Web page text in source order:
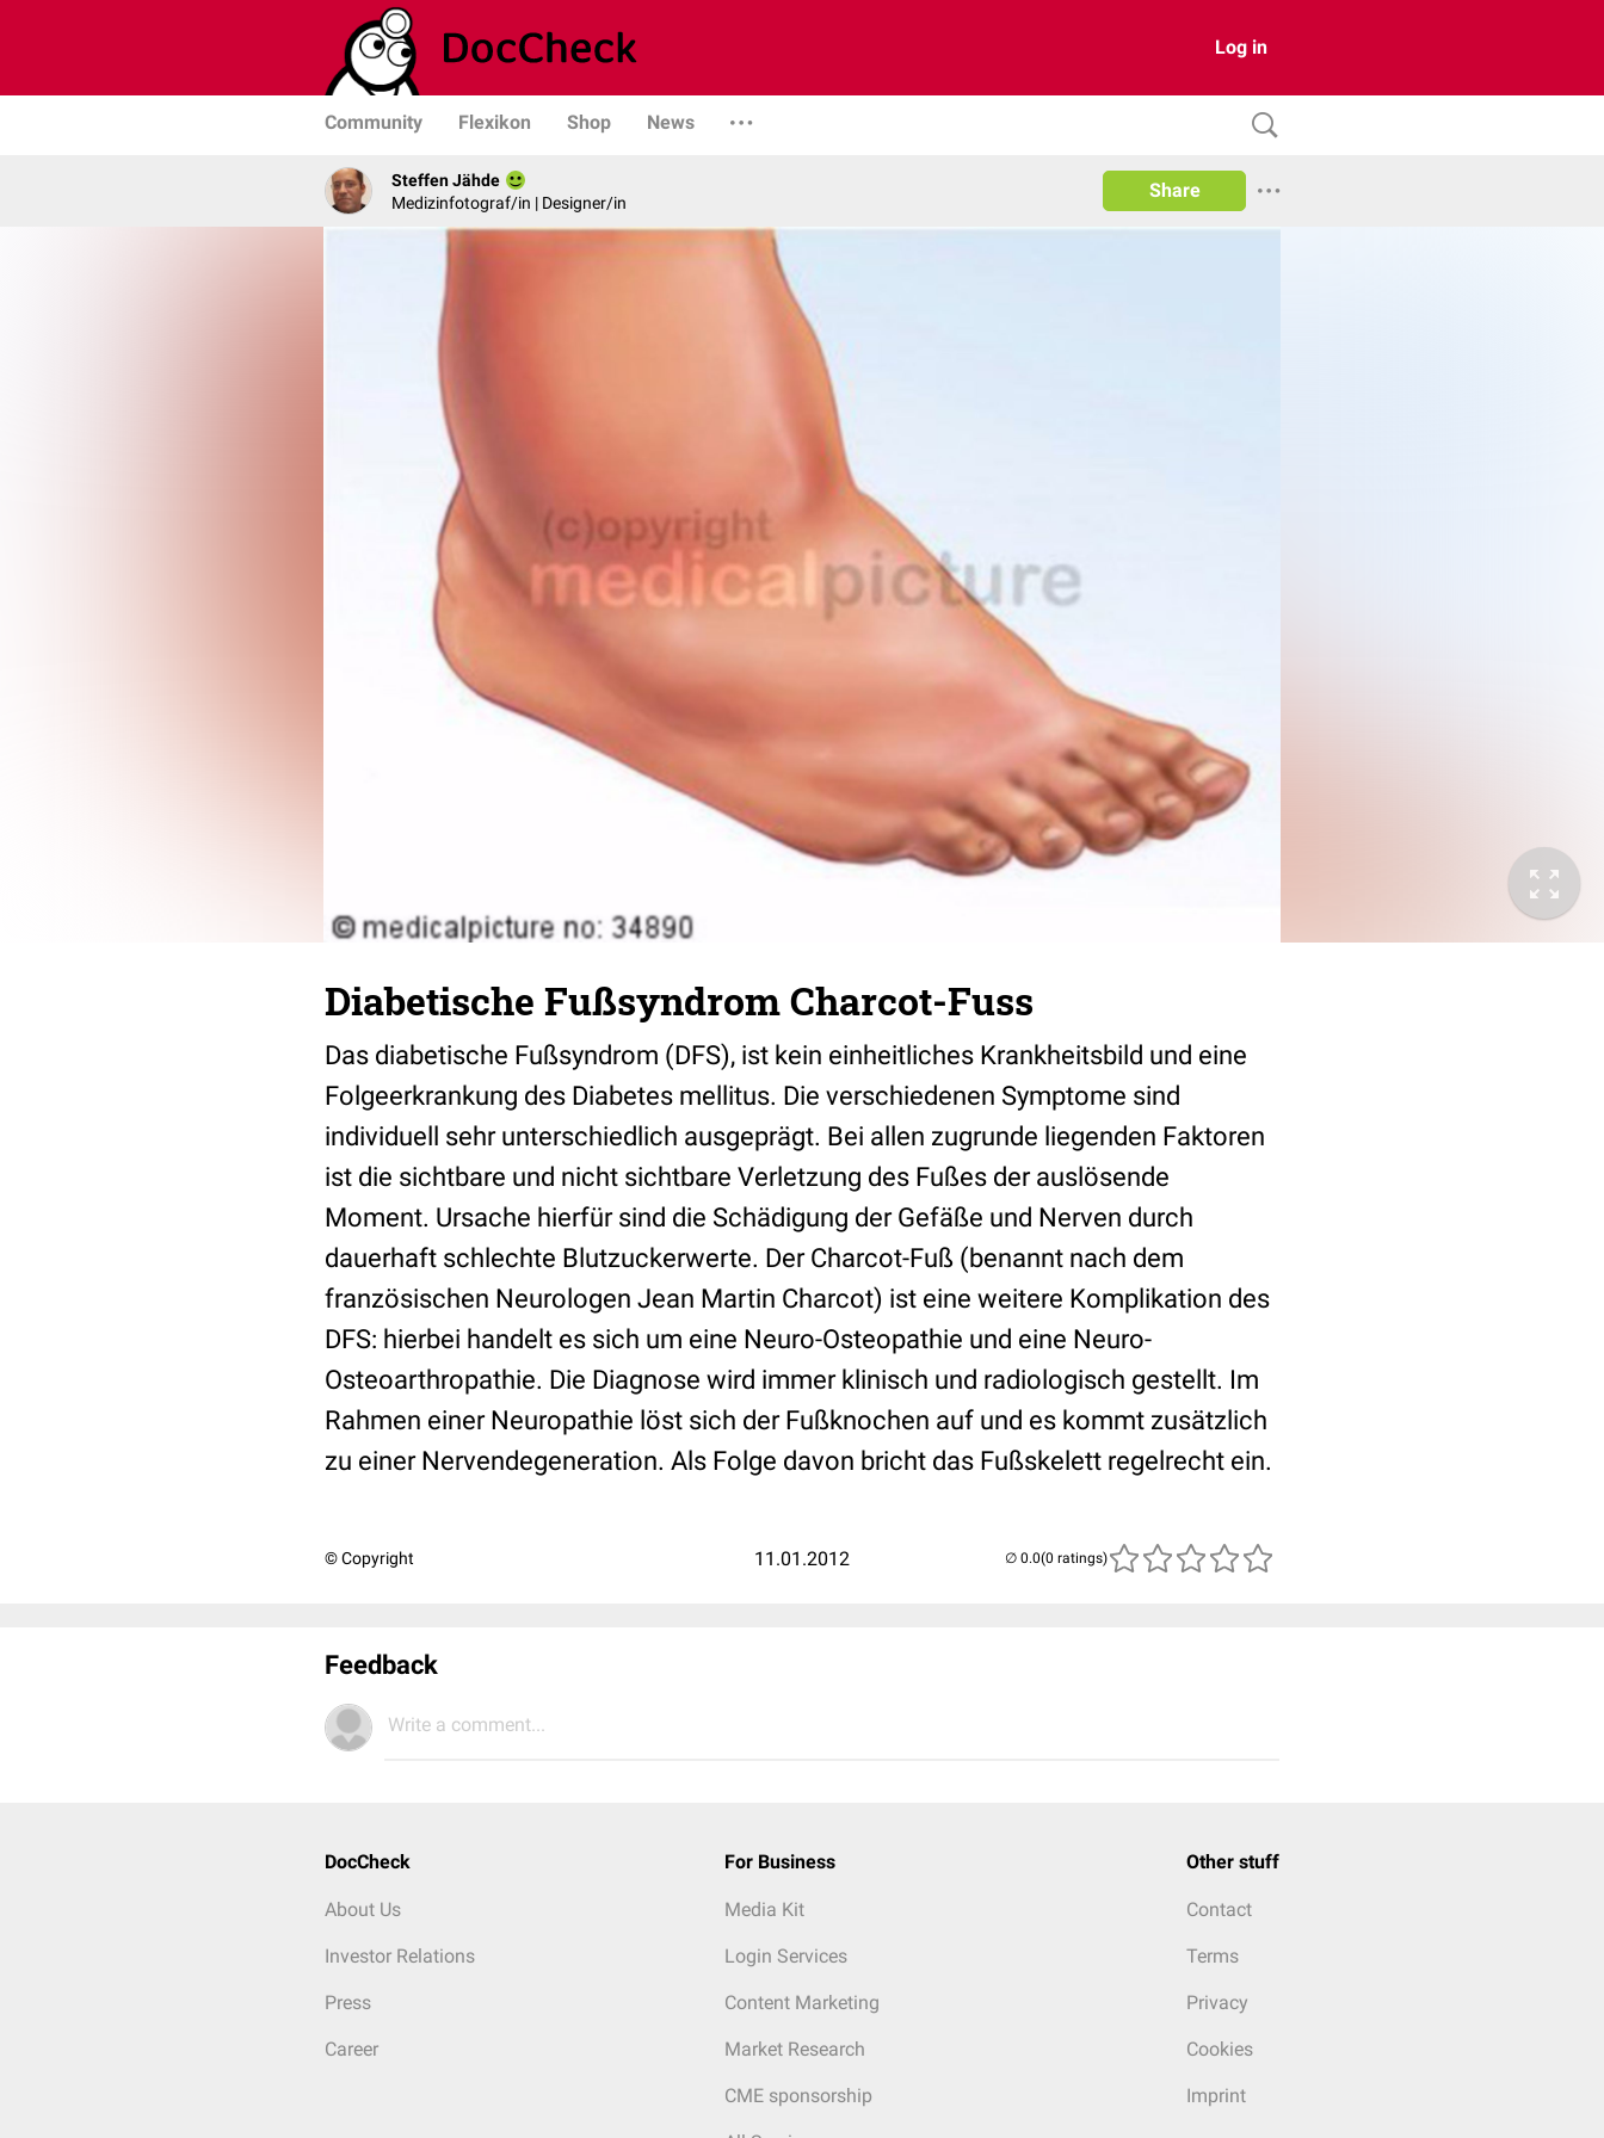
Log in
Community Flexikon Shop News
Steffen Jähde
Medizinfotograf/in | Designer/in
Share
Diabetische Fußsyndrom Charcot-Fuss
Das diabetische Fußsyndrom (DFS), ist kein einheitliches Krankheitsbild und eine
Folgeerkrankung des Diabetes mellitus. Die verschiedenen Symptome sind
individuell sehr unterschiedlich ausgeprägt. Bei allen zugrunde liegenden Faktoren
ist die sichtbare und nicht sichtbare Verletzung des Fußes der auslösende
Moment. Ursache hierfür sind die Schädigung der Gefäße und Nerven durch
dauerhaft schlechte Blutzuckerwerte. Der Charcot-Fuß (benannt nach dem
französischen Neurologen Jean Martin Charcot) ist eine weitere Komplikation des
DFS: hierbei handelt es sich um eine Neuro-Osteopathie und eine Neuro-
Osteoarthropathie. Die Diagnose wird immer klinisch und radiologisch gestellt. Im
Rahmen einer Neuropathie löst sich der Fußknochen auf und es kommt zusätzlich
zu einer Nervendegeneration. Als Folge davon bricht das Fußskelett regelrecht ein.
© Copyright 11.01.2012 (0 ratings)
Feedback
Write a comment...
DocCheck
About Us
Investor Relations
Press
Career
For Business
Media Kit
Login Services
Content Marketing
Market Research
CME sponsorship
Other stuff
Contact
Terms
Privacy
Cookies
Imprint